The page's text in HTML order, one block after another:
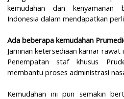
kemudahan dan kenyamanan
Indonesia dalam mendapatkan
Ada beberapa kemudahan
Jaminan ketersediaan kamar
Penempatan staf khusus
membantu proses administrasi
Kemudahan ini pun semakin